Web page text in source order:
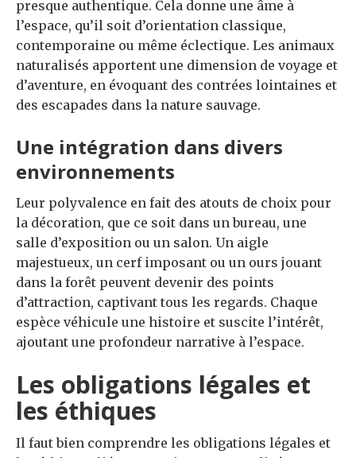
presque authentique. Cela donne une âme à
l’espace, qu’il soit d’orientation classique,
contemporaine ou même éclectique. Les animaux
naturalisés apportent une dimension de voyage et
d’aventure, en évoquant des contrées lointaines et
des escapades dans la nature sauvage.
Une intégration dans divers
environnements
Leur polyvalence en fait des atouts de choix pour
la décoration, que ce soit dans un bureau, une
salle d’exposition ou un salon. Un aigle
majestueux, un cerf imposant ou un ours jouant
dans la forêt peuvent devenir des points
d’attraction, captivant tous les regards. Chaque
espèce véhicule une histoire et suscite l’intérêt,
ajoutant une profondeur narrative à l’espace.
Les obligations légales et
les éthiques
Il faut bien comprendre les obligations légales et